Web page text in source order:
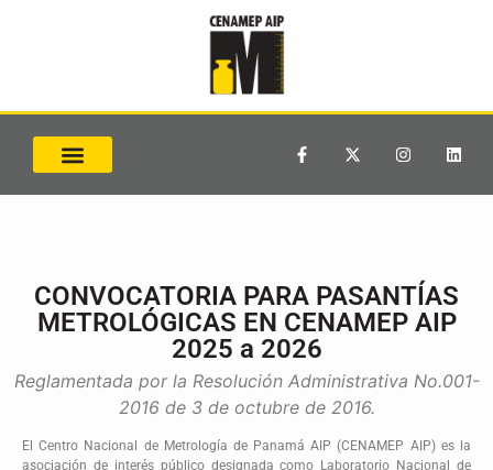
CONVOCATORIA PARA PASANTÍAS
METROLÓGICAS EN CENAMEP AIP
2025 a 2026
Reglamentada por la Resolución Administrativa No.001-
2016 de 3 de octubre de 2016.
El Centro Nacional de Metrología de Panamá AIP (CENAMEP AIP) es la
asociación de interés público designada como Laboratorio Nacional de